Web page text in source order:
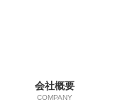
会社概要
COMPANY